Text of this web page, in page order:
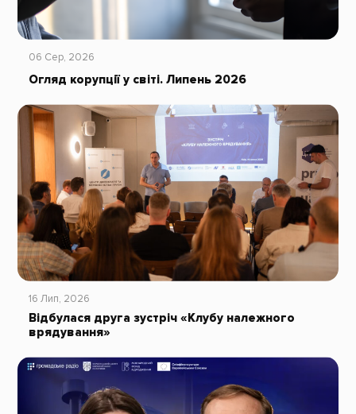
06 Сер, 2026
Огляд корупції у світі. Липень 2026
16 Лип, 2026
Відбулася друга зустріч «Клубу належного
врядування»